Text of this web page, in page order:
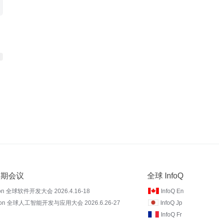
会议
全球软件开发大会 2026.4.16-18
全球人工智能开发与应用大会 2026.6.26-27
全球 InfoQ
InfoQ En
InfoQ Jp
InfoQ Fr